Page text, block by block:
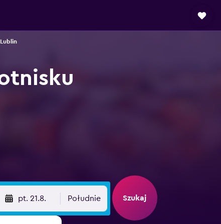
pt. 21.8. Południe Szukaj